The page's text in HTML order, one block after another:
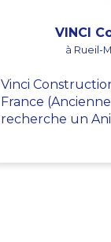
VINCI
à Rueil-
Vinci
France
recherche un